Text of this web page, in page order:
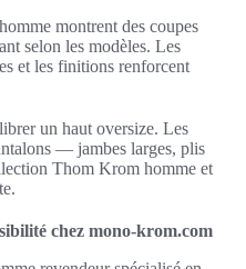
montrent des coupes
selon les modèles. Les
et les finitions renforcent
un haut oversize. Les
— jambes larges, plis
Thom Krom homme et
chez mono-krom.com